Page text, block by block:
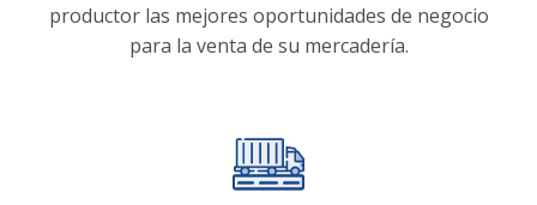
productor las mejores oportunidades de negocio
para la venta de su mercadería.